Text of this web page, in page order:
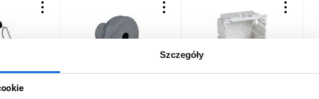
Szczegóły
szara
10 otwór